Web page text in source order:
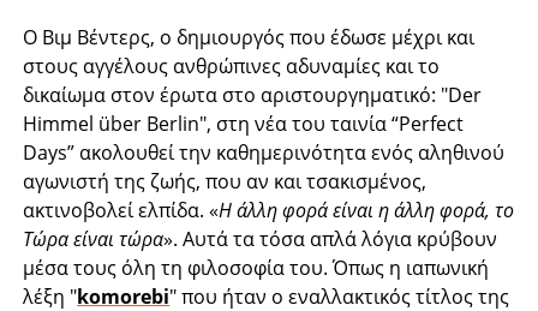
Ο Βιμ Βέντερς, ο δημιουργός που έδωσε μέχρι και
στους αγγέλους ανθρώπινες αδυναμίες και το
δικαίωμα στον έρωτα στο αριστουργηματικό: "Der
Himmel über Berlin", στη νέα του ταινία “Perfect
Days” ακολουθεί την καθημερινότητα ενός αληθινού
αγωνιστή της ζωής, που αν και τσακισμένος,
ακτινοβολεί ελπίδα. «Η άλλη φορά είναι η άλλη φορά, το
Τώρα είναι τώρα». Αυτά τα τόσα απλά λόγια κρύβουν
μέσα τους όλη τη φιλοσοφία του. Όπως η ιαπωνική
λέξη "komorebi" που ήταν ο εναλλακτικός τίτλος της